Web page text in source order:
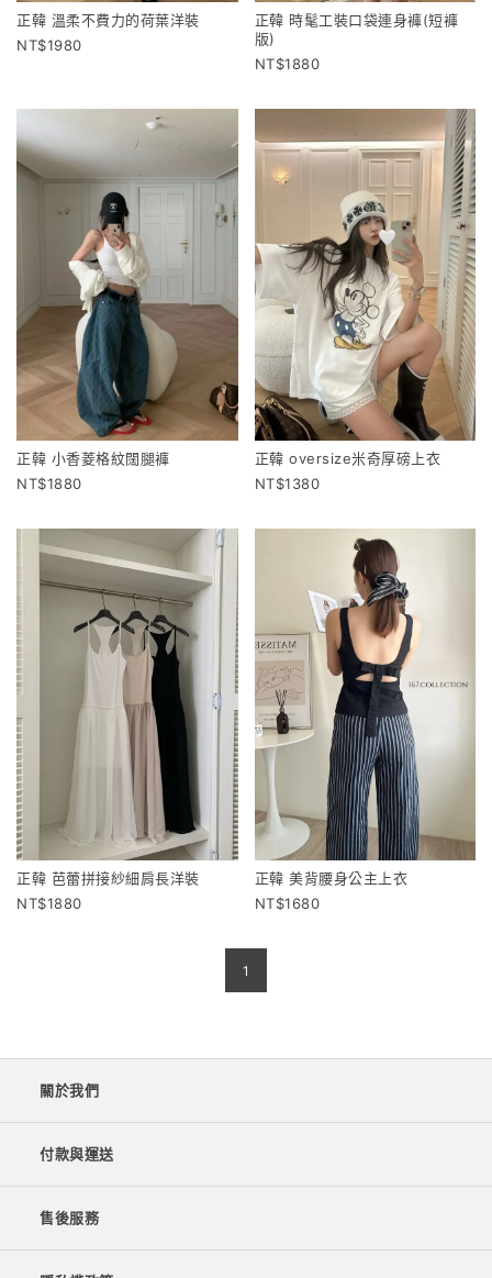
正韓 溫柔不費力的荷葉洋裝
1980
正韓 時髦工裝口袋連身褲(短褲
版)
1880
正韓 小香菱格紋闊腿褲
1880
正韓 oversize米奇厚磅上衣
1380
正韓 芭蕾拼接紗細肩長洋裝
1880
正韓 美背腰身公主上衣
1680
1
關於我們
付款與運送
售後服務